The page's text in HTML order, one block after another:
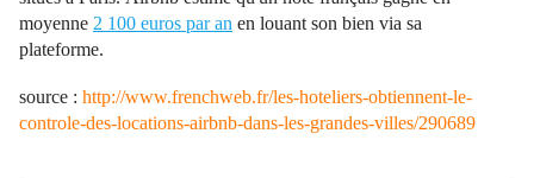
moyenne 2 100 euros par an en louant son bien via sa
plateforme.
source : http://www.frenchweb.fr/les-hoteliers-obtiennent-le-
controle-des-locations-airbnb-dans-les-grandes-villes/290689